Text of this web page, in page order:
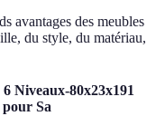
avantages des meubles
du style, du matériau,
Niveaux-80x23x191
Sa